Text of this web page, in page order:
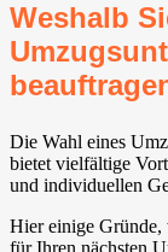
Weshalb
Die Wahl eines
bietet vielfältige
und individuellen
Hier einige Gründe,
für Ihren nächsten